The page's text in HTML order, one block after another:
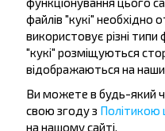
файлів "кукі" необхідно
використовує різні типи
"кукі" розміщуються
відображаються на
Ви можете в будь-який
свою згоду з Політикою
на нашому сайті.